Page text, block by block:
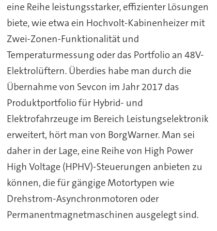
eine Reihe leistungsstarker, effizienter Lösungen
biete, wie etwa ein Hochvolt-Kabinenheizer mit
Zwei-Zonen-Funktionalität und
Temperaturmessung oder das Portfolio an 48V-
Elektrolüftern. Überdies habe man durch die
Übernahme von Sevcon im Jahr 2017 das
Produktportfolio für Hybrid- und
Elektrofahrzeuge im Bereich Leistungselektronik
erweitert, hört man von BorgWarner. Man sei
daher in der Lage, eine Reihe von High Power
High Voltage (HPHV)-Steuerungen anbieten zu
können, die für gängige Motortypen wie
Drehstrom-Asynchronmotoren oder
Permanentmagnetmaschinen ausgelegt sind.